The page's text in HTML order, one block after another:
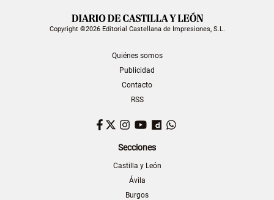
Copyright ©2026 Editorial Castellana de Impresiones, S.L.
Quiénes somos
Publicidad
Contacto
RSS
Facebook
TwitterInstagram
YouTubeDailymotion
Secciones
Castilla y León
Ávila
Burgos